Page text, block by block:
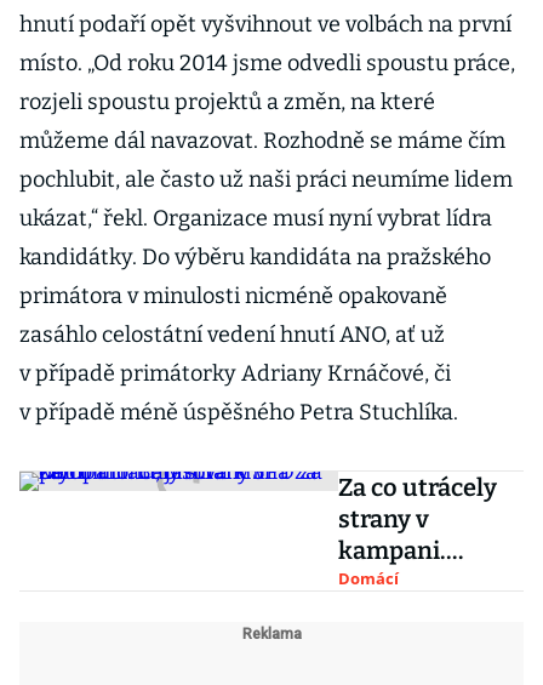
hnutí podaří opět vyšvihnout ve volbách na první
místo. „Od roku 2014 jsme odvedli spoustu práce,
rozjeli spoustu projektů a změn, na které
můžeme dál navazovat. Rozhodně se máme čím
pochlubit, ale často už naši práci neumíme lidem
ukázat,“ řekl. Organizace musí nyní vybrat lídra
kandidátky. Do výběru kandidáta na pražského
primátora v minulosti nicméně opakovaně
zasáhlo celostátní vedení hnutí ANO, ať už
v případě primátorky Adriany Krnáčové, či
v případě méně úspěšného Petra Stuchlíka.
Za co utrácely
strany v
kampani.
Babišova kniha
Domácí